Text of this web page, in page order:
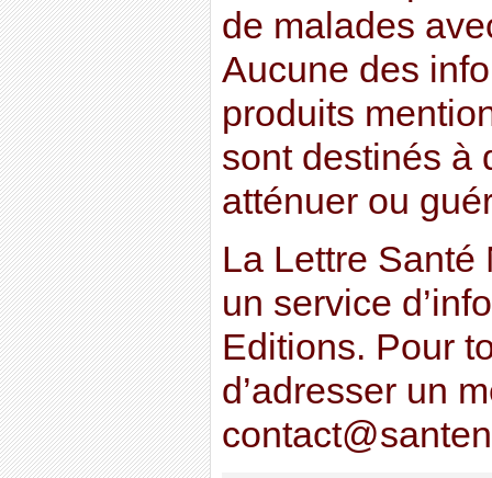
de malades
Aucune des
produits
sont destinés à
atténuer ou
La Lettre Santé
un service
Editions. Pour
d’adresser un